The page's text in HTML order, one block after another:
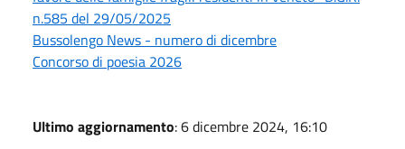
n.585 del 29/05/2025
Bussolengo News - numero di dicembre
Concorso di poesia 2026
Ultimo aggiornamento: 6 dicembre 2024, 16:10